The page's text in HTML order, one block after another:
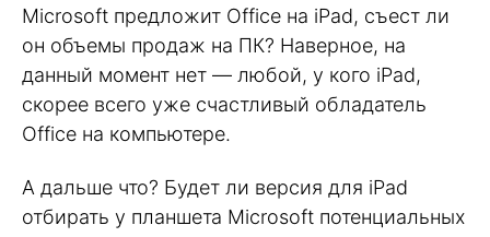
Microsoft предложит Office на iPad, съест ли
он объемы продаж на ПК? Наверное, на
данный момент нет — любой, у кого iPad,
скорее всего уже счастливый обладатель
Office на компьютере.
А дальше что? Будет ли версия для iPad
отбирать у планшета Microsoft потенциальных